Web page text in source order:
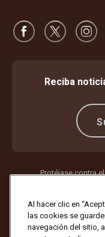
Reciba
Protéjase contra
Copyright ©1994 - 2026
los derechos
Al hacer clic en
las cookies se
navegación del sitio,